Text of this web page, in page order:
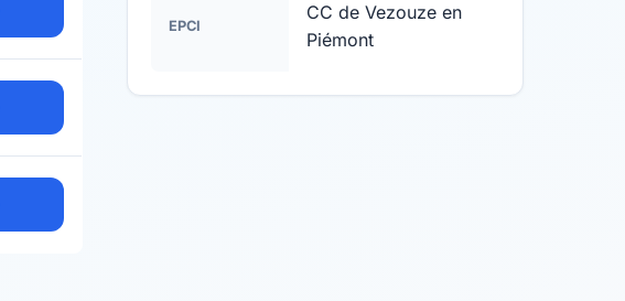
EPCI
CC de Vezouze en
Piémont